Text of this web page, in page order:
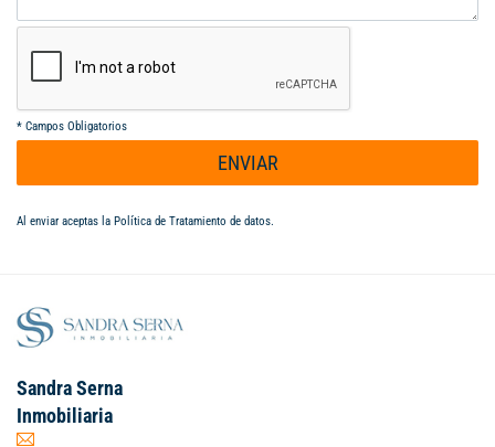
* Campos Obligatorios
ENVIAR
Al enviar aceptas la Política de Tratamiento de datos.
Sandra Serna
Inmobiliaria